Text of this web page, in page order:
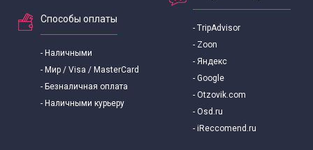
Способы оплаты
- Наличными
- Мир / Visa / MasterCard
- Безналичная оплата
- Наличными курьеру
- TripAdvisor
- Zoon
- Яндекс
- Google
- Otzovik.com
- Osd.ru
- iReccomend.ru